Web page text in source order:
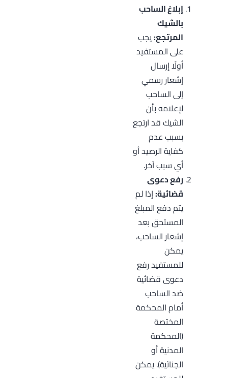
إبلاغ الساحب
بالشيك
المرتجع:يجب
على المستفيد
أولًا إرسال
إشعار رسمي
إلى الساحب
لإعلامه بأن
الشيك قد ارتجع
بسبب عدم
كفاية الرصيد أو
أي سبب آخر.
رفع دعوى
قضائية:إذا لم
يتم دفع المبلغ
المستحق بعد
إشعار الساحب،
يمكن
للمستفيد رفع
دعوى قضائية
ضد الساحب
أمام المحكمة
المختصة
(المحكمة
المدنية أو
الجنائية). يمكن